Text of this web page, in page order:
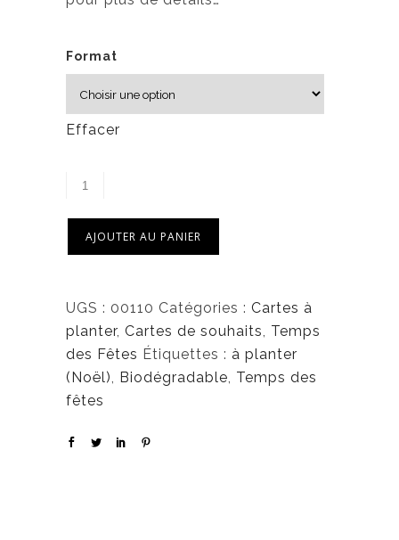
Format
Effacer
AJOUTER AU PANIER
UGS : 00110 Catégories : Cartes à
planter, Cartes de souhaits, Temps
des Fêtes Étiquettes : à planter
(Noël), Biodégradable, Temps des
fêtes